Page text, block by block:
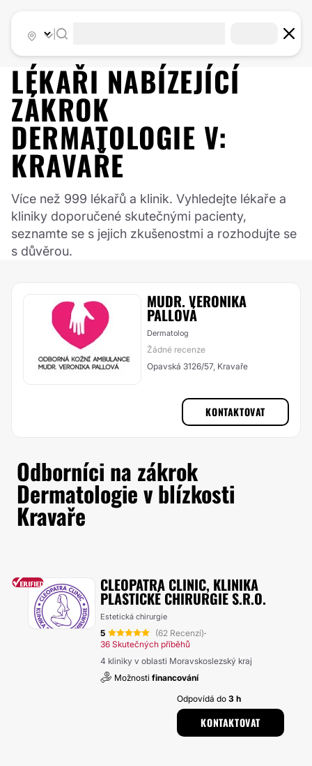
LÉKAŘI NABÍZEJÍCÍ
ZÁKROK
DERMATOLOGIE V:
KRAVAŘE
Více než 999 lékařů a klinik. Vyhledejte lékaře a
kliniky doporučené skutečnými pacienty,
seznamte se s jejich zkušenostmi a rozhodujte se
s důvěrou.
MUDR. VERONIKA
PALLOVÁ
Dermatolog
Žádné recenze
Opavská 3126/57, Kravaře
KONTAKTOVAT
Odborníci na zákrok
Dermatologie v blízkosti
Kravaře
CLEOPATRA CLINIC, KLINIKA
PLASTICKÉ CHIRURGIE S.R.O.
Estetická chirurgie
5 (62 Recenzí)·
36 Skutečných příběhů
4 kliniky v oblasti Moravskoslezský kraj
Možnosti financování
Odpovídá do3 h
KONTAKTOVAT